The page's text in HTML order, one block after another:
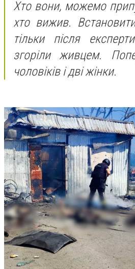
Хто вони, можемо
хто вижив.
тільки після
згоріли живцем.
чоловіків і дві жінки.